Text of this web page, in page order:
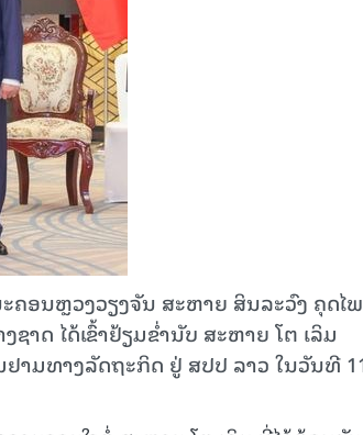
ຄອນຫຼວງວຽງຈັນ ສະຫາຍ ສິນລະວົງ ຄຸດໄ
ດ ໄດ້ເຂົ້າຢ້ຽມຂໍ່ານັບ ສະຫາຍ ໂຕ ເລິມ
າມທາງລັດຖະກິດ ຢູ່ ສປປ ລາວ ໃນວັນທີ